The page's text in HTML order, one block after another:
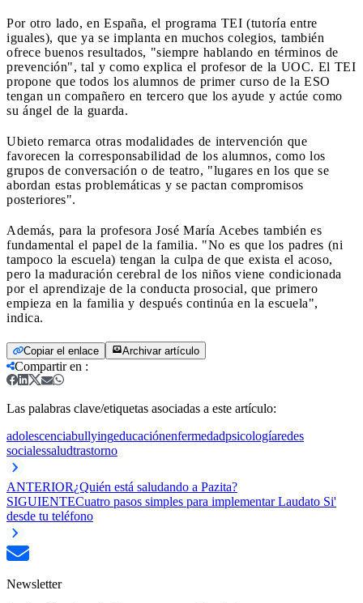
Por otro lado, en España, el programa TEI (tutoría entre
iguales), que ya se implanta en muchos colegios, también
ofrece buenos resultados, "siempre hablando en términos de
prevención", tal y como explica el profesor de la UOC. El TEI
propone que todos los alumnos de primer curso de la ESO
tengan un compañero en tercero que los ayude y actúe como
su ángel de la guarda.
Ubieto remarca otras modalidades de intervención que
favorecen la corresponsabilidad de los alumnos, como los
grupos de conversación o de teatro, "lugares en los que se
abordan estas problemáticas y se pactan compromisos
posteriores".
Además, para la profesora José María Acebes también es
fundamental el papel de la familia. "No es que los padres (ni
tampoco la escuela) tengan la culpa de que exista el acoso,
pero la maduración cerebral de los niños viene condicionada
por el aprendizaje de la conducta prosocial, que primero
empieza en la familia y después continúa en la escuela",
indica.
Copiar el enlace Archivar artículo
Compartir en :
Las palabras clave/etiquetas asociadas a este artículo:
adolescenciabullyingeducaciónenfermedadpsicologíaredes
socialessaludtrastorno
ANTERIOR¿Quién está saludando a Pazita?
SIGUIENTECuatro pasos simples para implementar Laudato Si'
desde tu teléfono
Newsletter